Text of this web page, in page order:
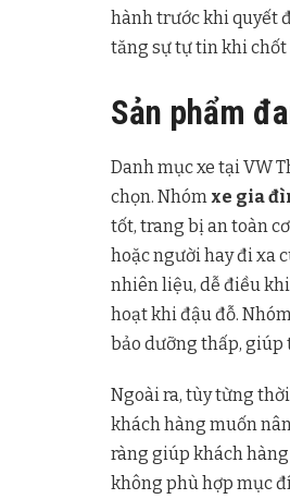
hành trước khi quyết
tăng sự tự tin khi chốt
Sản phẩm
Danh mục xe tại VW
chọn. Nhómxe gia
tốt, trang bị an toàn
hoặc người hay đi xa
nhiên liệu, dễ điều
hoạt khi đậu đỗ.
bảo dưỡng thấp, giúp
Ngoài ra, tùy từng
khách hàng muốn
ràng giúp khách
không phù hợp mục